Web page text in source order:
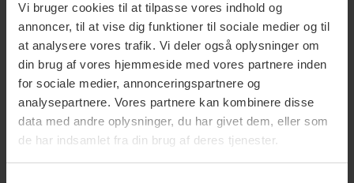
Vi bruger cookies til at tilpasse vores indhold og
annoncer, til at vise dig funktioner til sociale medier og til
at analysere vores trafik. Vi deler også oplysninger om
din brug af vores hjemmeside med vores partnere inden
for sociale medier, annonceringspartnere og
analysepartnere. Vores partnere kan kombinere disse
data med andre oplysninger, du har givet dem, eller som
de har indsamlet fra din brug af deres tjenester.
Årstiderne Smagskaffe 225g
Hele kaffebønner
79,95 DKK
Choko Mint Smagskaffe 225g
Hele kaffebønner
79,95 DKK